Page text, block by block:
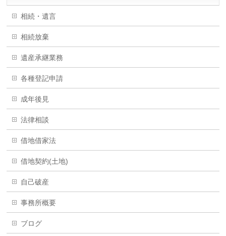
相続・遺言
相続放棄
遺産承継業務
各種登記申請
成年後見
法律相談
借地借家法
借地契約(土地)
自己破産
事務所概要
ブログ